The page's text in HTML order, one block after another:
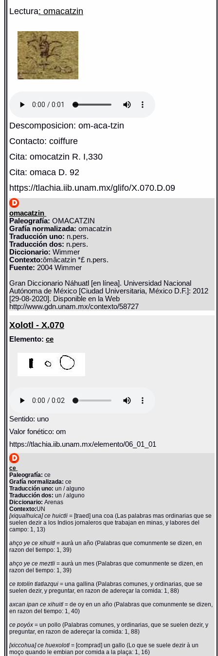
Lectura: omacatzin
Descomposicion: om-aca-tzin
Contacto: coiffure
Cita: omocatzin R. I,330
Cita: omaca D. 92
https://tlachia.iib.unam.mx/glifo/X.070.D.09
omacatzin
Paleografía: OMACATZIN
Grafía normalizada: omacatzin
Traducción uno: n.pers.
Traducción dos: n.pers.
Diccionario:Wimmer
Contexto:ômâcatzin *£ n.pers.
Fuente: 2004 Wimmer
Gran Diccionario Náhuatl [en línea]. Universidad Nacional
Autónoma de México [Ciudad Universitaria, México D.F.]: 2012
[29-08-2020]. Disponible en la Web
http://www.gdn.unam.mx/contexto/58727
Xolotl - X.070
Elemento:ce
Sentido: uno
Valor fonético: om
https://tlachia.iib.unam.mx/elemento/06_01_01
ce
Paleografía: ce
Grafía normalizada: ce
Traducción uno: un / alguno
Traducción dos: un / alguno
Diccionario:Arenas
Contexto:UN
[xiqualhuica] ce huictli= [traed] una coa (Las palabras mas ordinarias que se
suelen dezir a los Indios jornaleros que trabajan en minas, y labores del
campo: 1, 13)
ahço ye ce xihuitl= aurà un año (Palabras que comunmente se dizen, en
razon del tiempo: 1, 39)
ahço ye ce meztli= aurà un mes (Palabras que comunmente se dizen, en
razon del tiempo: 1, 39)
ce totolin tlatlazqui= una gallina (Palabras comunes, y ordinarias, que se
suelen dezir, y preguntar, en razon de adereçar la comida: 1, 88)
axcan ipan ce xihuitl= de oy en un año (Palabras que comunmente se dizen,
en razon del tiempo: 1, 40)
ce poyóx= un pollo (Palabras comunes, y ordinarias, que se suelen dezir, y
preguntar, en razon de adereçar la comida: 1, 88)
[xiccohua] ce huexolotl= [comprad] un gallo (Lo que se suele dezir à un
moço quando le embian por comida a la plaça: 1, 16)